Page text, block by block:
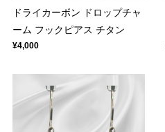
ドライカーボン ドロップチャ
ーム フックピアス チタン
¥4,000